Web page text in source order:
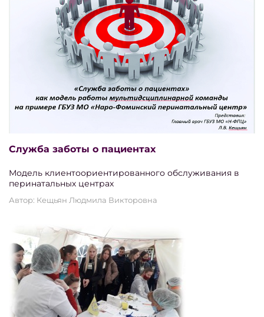
Служба заботы о пациентах
Модель клиентоориентированного обслуживания в
перинатальных центрах
Автор: Кещьян Людмила Викторовна